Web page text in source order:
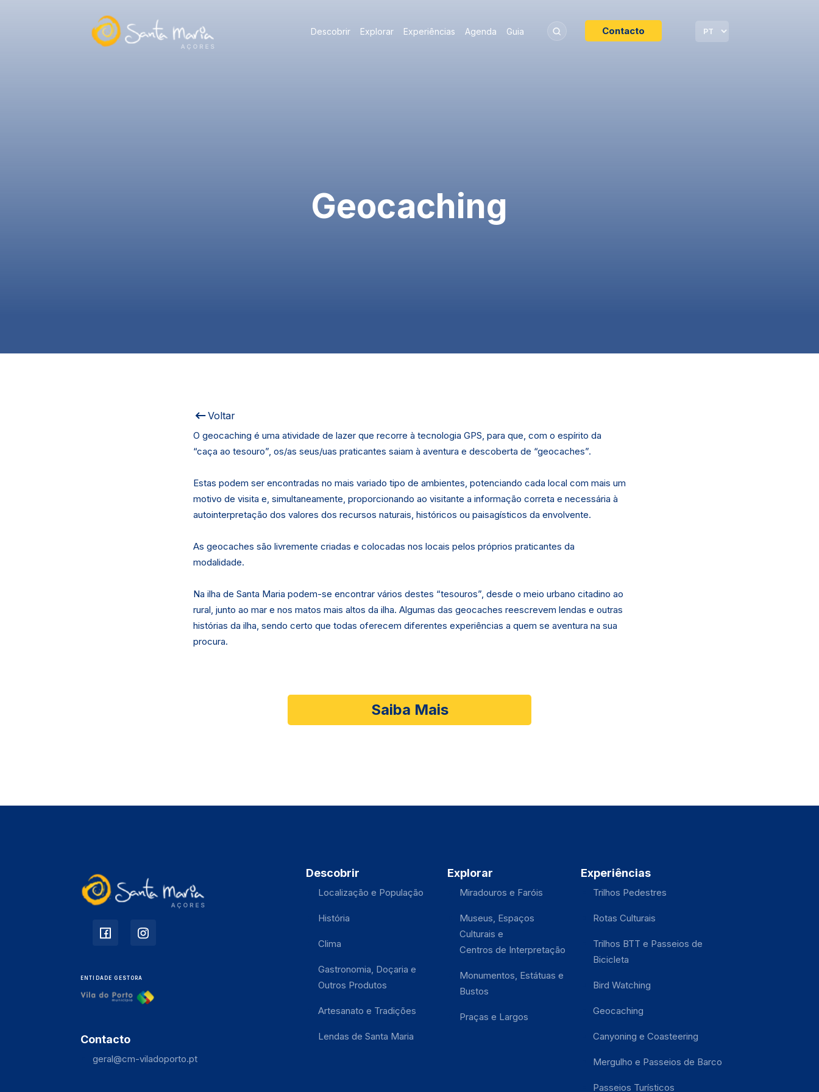
Descobrir Explorar Experiências Agenda Guia Contacto
Geocaching
Voltar
O geocaching é uma atividade de lazer que recorre à tecnologia GPS, para que, com o espírito da
“caça ao tesouro”, os/as seus/uas praticantes saiam à aventura e descoberta de “geocaches”.
Estas podem ser encontradas no mais variado tipo de ambientes, potenciando cada local com mais um
motivo de visita e, simultaneamente, proporcionando ao visitante a informação correta e necessária à
autointerpretação dos valores dos recursos naturais, históricos ou paisagísticos da envolvente.
As geocaches são livremente criadas e colocadas nos locais pelos próprios praticantes da
modalidade.
Na ilha de Santa Maria podem-se encontrar vários destes “tesouros”, desde o meio urbano citadino ao
rural, junto ao mar e nos matos mais altos da ilha. Algumas das geocaches reescrevem lendas e outras
histórias da ilha, sendo certo que todas oferecem diferentes experiências a quem se aventura na sua
procura.
Saiba Mais
ENTIDADE GESTORA
Contacto
geral@cm-viladoporto.pt
Descobrir
Localização e População
História
Clima
Gastronomia, Doçaria e
Outros Produtos
Artesanato e Tradições
Lendas de Santa Maria
Explorar
Miradouros e Faróis
Museus, Espaços
Culturais e
Centros de Interpretação
Monumentos, Estátuas e
Bustos
Praças e Largos
Experiências
Trilhos Pedestres
Rotas Culturais
Trilhos BTT e Passeios de
Bicicleta
Bird Watching
Geocaching
Canyoning e Coasteering
Mergulho e Passeios de Barco
Passeios Turísticos